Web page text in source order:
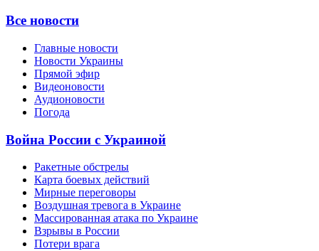
Все новости
Главные новости
Новости Украины
Прямой эфир
Видеоновости
Аудионовости
Погода
Война России с Украиной
Ракетные обстрелы
Карта боевых действий
Мирные переговоры
Воздушная тревога в Украине
Массированная атака по Украине
Взрывы в России
Потери врага